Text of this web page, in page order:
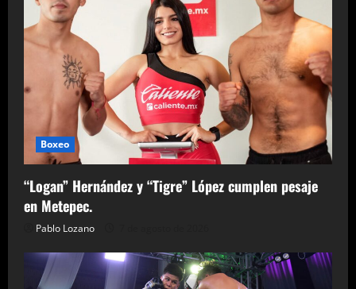
Boxeo
“Logan” Hernández y “Tigre” López cumplen pesaje
en Metepec.
Pablo Lozano